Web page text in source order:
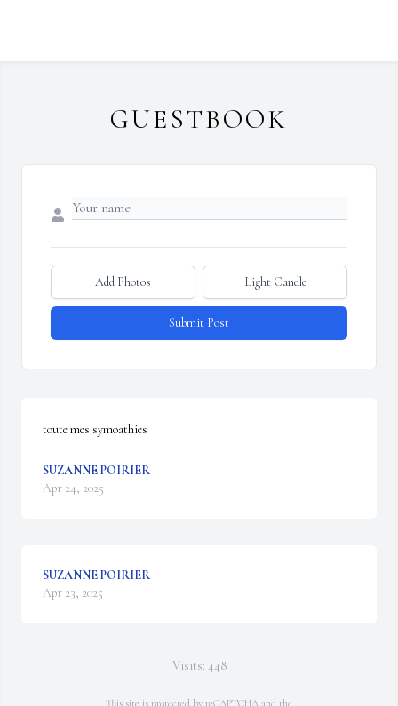
GUESTBOOK
Add Photos Light Candle
Submit Post
toute mes symoathies
SUZANNE POIRIER
Apr 24, 2025
SUZANNE POIRIER
Apr 23, 2025
Visits: 448
This site is protected by reCAPTCHA and the